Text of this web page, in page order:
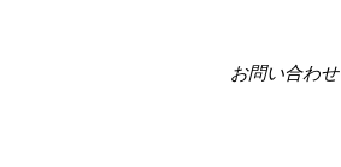
お問い合わせ